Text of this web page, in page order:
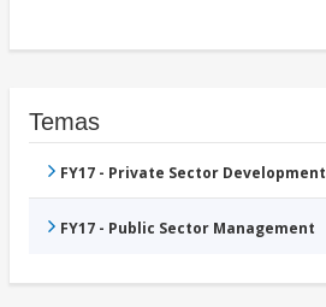
Temas
FY17 - Private Sector Development
FY17 - Public Sector Management